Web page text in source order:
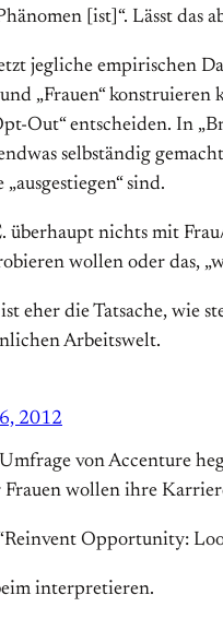
[ist]“. Lässt das
jegliche empirischen
„Frauen“
Out“ entscheiden. In
selbständig
sind.
überhaupt nichts mit
wollen oder das,
eher die Tatsache, wie
Arbeitswelt.
2012
von Accenture
Frauen wollen ihre
Opportunity:
interpretieren.